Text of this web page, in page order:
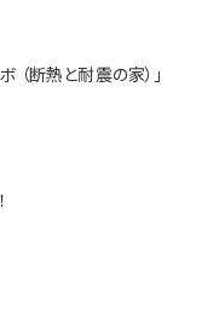
（断熱と耐震の家）」